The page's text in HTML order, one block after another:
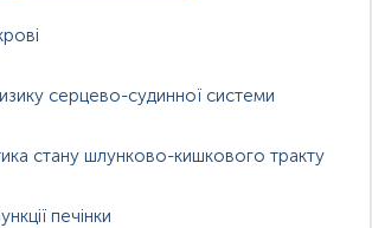
серцево-судинної системи
стану шлунково-кишкового тракту
печінки